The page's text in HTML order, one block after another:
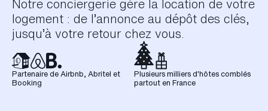
Notre conciergerie gère la location de votre
logement : de l’annonce au dépôt des clés,
jusqu’à votre retour chez vous.
Partenaire de Airbnb, Abritel et
Booking
Plusieurs milliers d'hôtes comblés
partout en France